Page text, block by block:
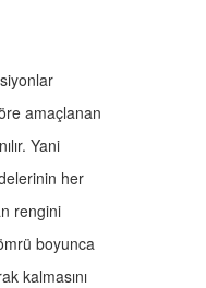
amaçlanan
Yani
her
rengini
boyunca
kalmasını